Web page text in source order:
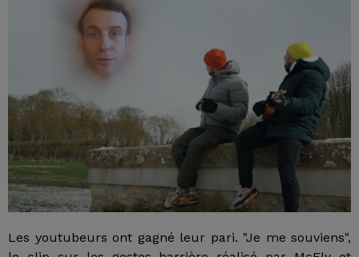
Les youtubeurs ont gagné leur pari. "Je me souviens",